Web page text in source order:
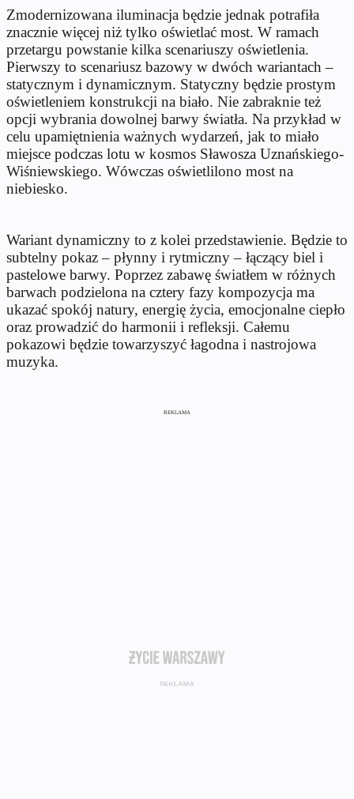
Zmodernizowana iluminacja będzie jednak potrafiła
znacznie więcej niż tylko oświetlać most. W ramach
przetargu powstanie kilka scenariuszy oświetlenia.
Pierwszy to scenariusz bazowy w dwóch wariantach –
statycznym i dynamicznym. Statyczny będzie prostym
oświetleniem konstrukcji na biało. Nie zabraknie też
opcji wybrania dowolnej barwy światła. Na przykład w
celu upamiętnienia ważnych wydarzeń, jak to miało
miejsce podczas lotu w kosmos Sławosza Uznańskiego-
Wiśniewskiego. Wówczas oświetlilono most na
niebiesko.
Wariant dynamiczny to z kolei przedstawienie. Będzie to
subtelny pokaz – płynny i rytmiczny – łączący biel i
pastelowe barwy. Poprzez zabawę światłem w różnych
barwach podzielona na cztery fazy kompozycja ma
ukazać spokój natury, energię życia, emocjonalne ciepło
oraz prowadzić do harmonii i refleksji. Całemu
pokazowi będzie towarzyszyć łagodna i nastrojowa
muzyka.
REKLAMA